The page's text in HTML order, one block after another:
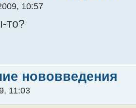
10:57
то?
нововведения
11:03